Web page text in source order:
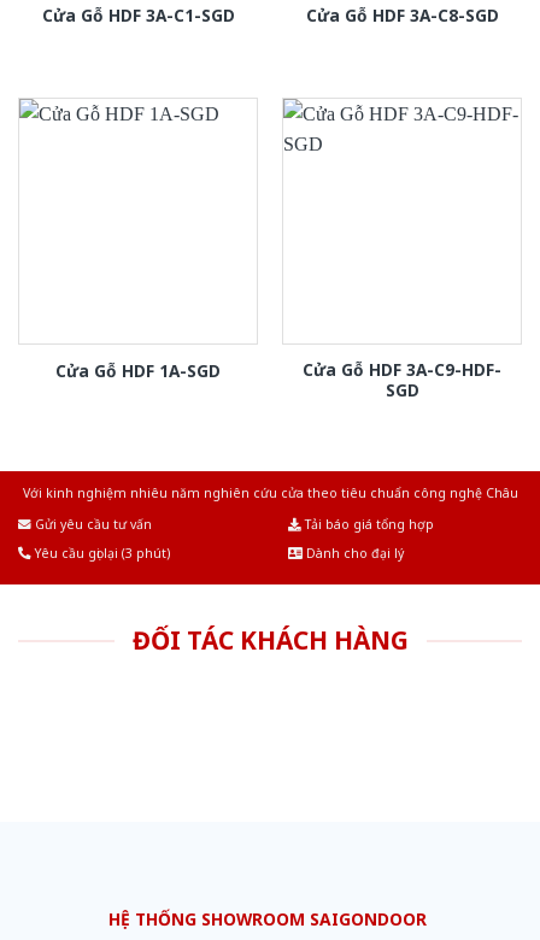
Cửa Gỗ HDF 3A-C1-SGD Cửa Gỗ HDF 3A-C8-SGD
Cửa Gỗ HDF 1A-SGD
Cửa Gỗ HDF 3A-C9-HDF-
SGD
Với kinh nghiệm nhiêu năm nghiên cứu cửa theo tiêu chuẩn công nghệ Châu
Gửi yêu cầu tư vấn
Tải báo giá tổng hợp
Yêu cầu gọi lại (3 phút)
Dành cho đại lý
ĐỐI TÁC KHÁCH HÀNG
HỆ THỐNG SHOWROOM SAIGONDOOR